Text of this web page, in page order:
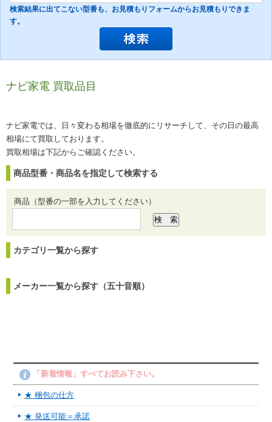
検索結果に出てこない型番も、お見積もりフォームからお見積もりできま
す。
ナビ家電 買取品目
ナビ家電では、日々変わる相場を徹底的にリサーチして、その日の最高
相場にて買取しております。
買取相場は下記からご確認ください。
商品型番・商品名を指定して検索する
商品（型番の一部を入力してください）
カテゴリ一覧から探す
メーカー一覧から探す（五十音順）
「新着情報」すべてお読み下さい。
★ 梱包の仕方
★ 発送可能＝承諾